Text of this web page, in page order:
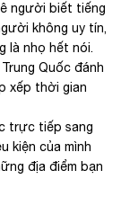
người biết tiếng
không uy tín,
là nhọ hết nói.
Quốc đánh
xếp thời gian
trực tiếp sang
kiện của mình
địa điểm bạn